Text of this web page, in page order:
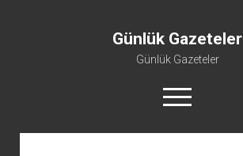
Günlük Gazeteler
Günlük Gazeteler
menüyü
aç